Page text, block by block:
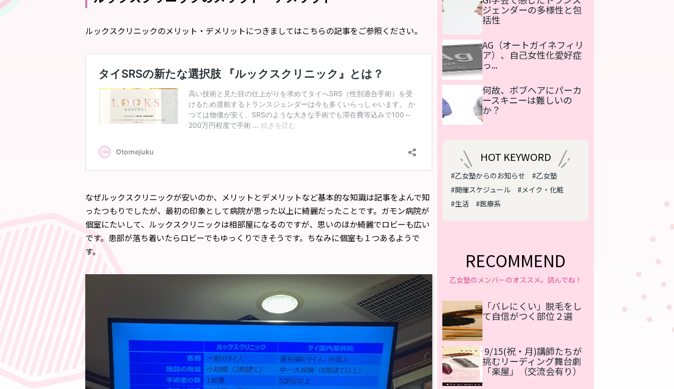
ルックスクリニックのメリット・デメリットにつきましてはこちらの記事をご参照ください。
なぜルックスクリニックが安いのか、メリットとデメリットなど基本的な知識は記事をよんで知
ったつもりでしたが、最初の印象として病院が思った以上に綺麗だったことです。ガモン病院が
個室にたいして、ルックスクリニックは相部屋になるのですが、思いのほか綺麗でロビーも広い
です。患部が落ち着いたらロビーでもゆっくりできそうです。ちなみに個室も１つあるようで
す。
ジェンダーの多様性と包
括性
AG（オートガイネフィリ
ア）、自己女性化愛好症
っ...
何故、ボブヘアにパーカ
ースキニーは難しいの
か？
HOT KEYWORD
#乙女塾からのお知らせ
#乙女塾
#開催スケジュール
#メイク・化粧
#生活
#医療系
RECOMMEND
乙女塾のメンバーのオススメ。読んでね！
「バレにくい」脱毛をし
て自信がつく部位２選
9/15(祝・月)講師たちが
挑むリーディング舞台劇
「楽屋」（交流会有り）